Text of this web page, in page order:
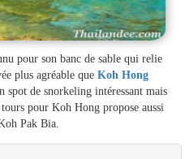
pour son banc de sable qui relie
plus agréable queKoh Hong
de snorkeling intéressant mais
pour Koh Hong propose aussi
Pak Bia.